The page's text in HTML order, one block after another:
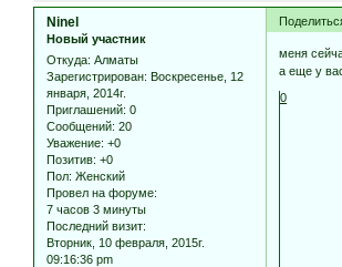
Ninel
Новый участник
Откуда: Алматы
Зарегистрирован: Воскресенье, 12
января, 2014г.
Приглашений: 0
Сообщений: 20
Уважение: +0
Позитив: +0
Пол: Женский
Провел на форуме:
7 часов 3 минуты
Последний визит:
Вторник, 10 февраля, 2015г.
09:16:36 pm
меня
а еще у
0